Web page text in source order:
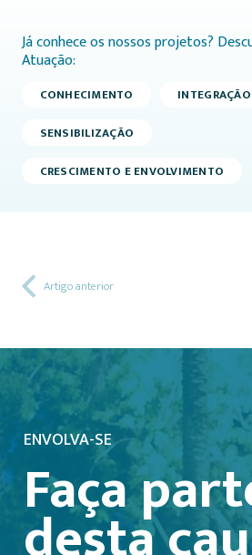
Já conhece os nossos projetos?
Atuação:
CONHECIMENTO
INTEGRAÇÃO
SENSIBILIZAÇÃO
CRESCIMENTO E ENVOLVIMENTO
Artigo anterior
ENVOLVA-SE
Faça